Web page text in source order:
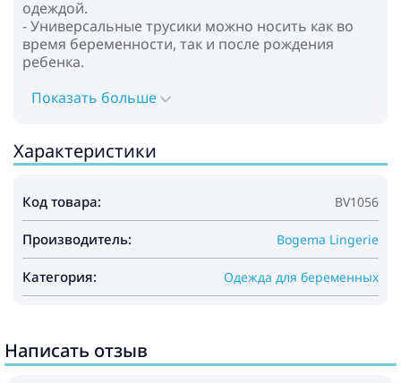
одеждой.
- Универсальные трусики можно носить как во
время беременности, так и после рождения
ребенка.
Показать больше
Характеристики
Код товара: BV1056
Производитель: Bogema Lingerie
Категория: Одежда для беременных
Написать отзыв